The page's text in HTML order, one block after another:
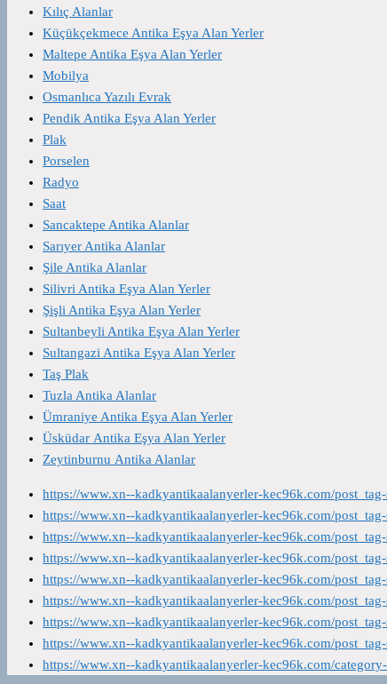
Kılıç Alanlar
Küçükçekmece Antika Eşya Alan Yerler
Maltepe Antika Eşya Alan Yerler
Mobilya
Osmanlıca Yazılı Evrak
Pendik Antika Eşya Alan Yerler
Plak
Porselen
Radyo
Saat
Sancaktepe Antika Alanlar
Sarıyer Antika Alanlar
Şile Antika Alanlar
Silivri Antika Eşya Alan Yerler
Şişli Antika Eşya Alan Yerler
Sultanbeyli Antika Eşya Alan Yerler
Sultangazi Antika Eşya Alan Yerler
Taş Plak
Tuzla Antika Alanlar
Ümraniye Antika Eşya Alan Yerler
Üsküdar Antika Eşya Alan Yerler
Zeytinburnu Antika Alanlar
https://www.xn--kadkyantikaalanyerler-kec96k.com/
https://www.xn--kadkyantikaalanyerler-kec96k.com/
https://www.xn--kadkyantikaalanyerler-kec96k.com/
https://www.xn--kadkyantikaalanyerler-kec96k.com/
https://www.xn--kadkyantikaalanyerler-kec96k.com/
https://www.xn--kadkyantikaalanyerler-kec96k.com/
https://www.xn--kadkyantikaalanyerler-kec96k.com/
https://www.xn--kadkyantikaalanyerler-kec96k.com/
https://www.xn--kadkyantikaalanyerler-kec96k.com/